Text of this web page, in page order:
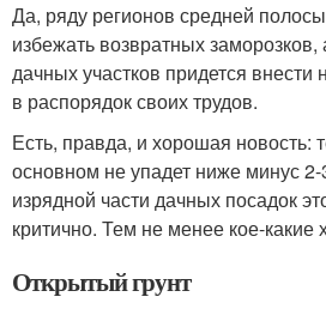
Да, ряду регионов средней
избежать возвратных
дачных участков придется внести
в распорядок своих трудов.
Есть, правда, и хорошая новость:
основном не упадет ниже минус
изрядной части дачных посадок
критично. Тем не менее кое-какие
Открытый грунт